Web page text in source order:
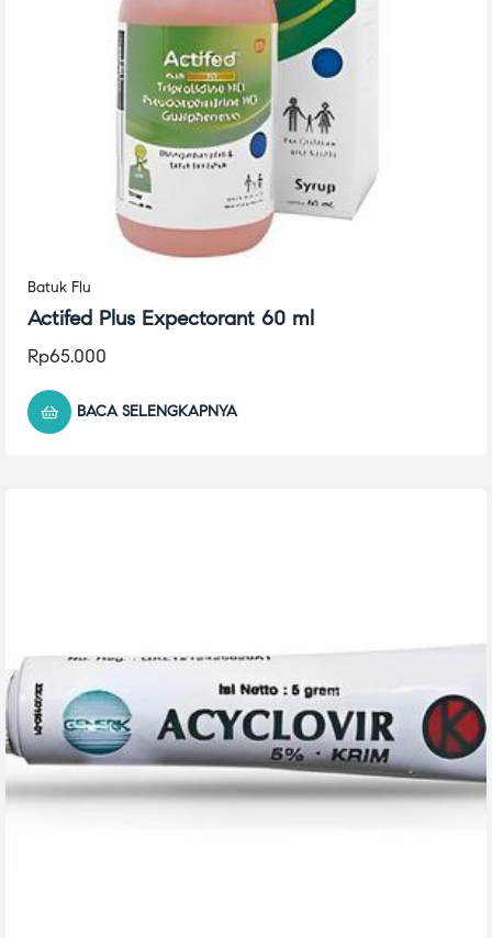
Batuk Flu
Actifed Plus Expectorant 60 ml
Rp65.000
BACA SELENGKAPNYA